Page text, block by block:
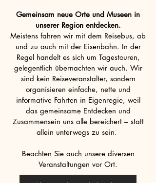
Gemeinsam neue Orte und Museen in
unserer Region entdecken.
Meistens fahren wir mit dem Reisebus, ab
und zu auch mit der Eisenbahn. In der
Regel handelt es sich um Tagestouren,
gelegentlich übernachten wir auch. Wir
sind kein Reiseveranstalter, sondern
organisieren einfache, nette und
informative Fahrten in Eigenregie, weil
das gemeinsame Entdecken und
Zusammensein uns alle bereichert – statt
allein unterwegs zu sein.
Beachten Sie auch unsere diversen
Veranstaltungen vor Ort.